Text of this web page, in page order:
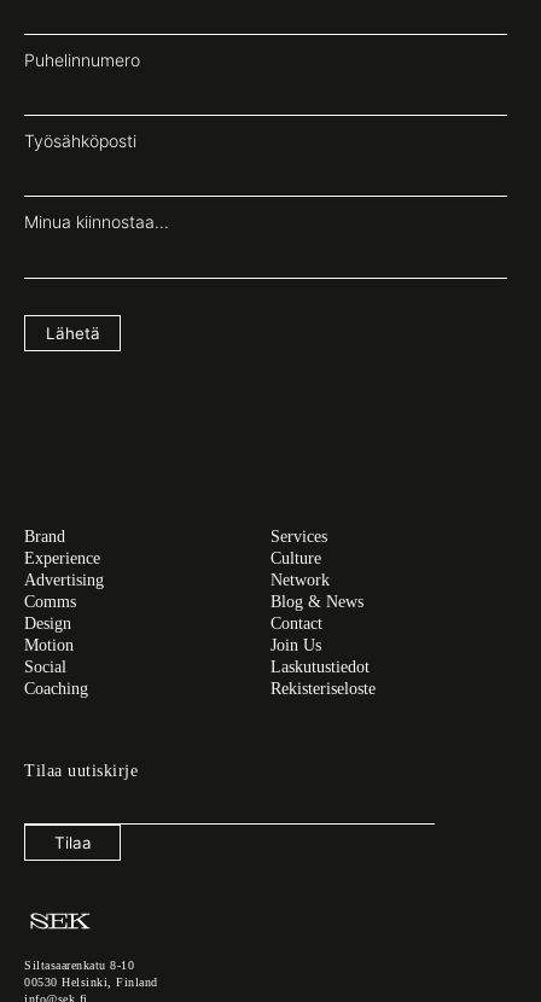
Puhelinnumero
Työsähköposti
Minua kiinnostaa...
Lähetä
Brand
Experience
Advertising
Comms
Design
Motion
Social
Coaching
Services
Culture
Network
Blog & News
Contact
Join Us
Laskutustiedot
Rekisteriseloste
Tilaa uutiskirje
Tilaa
Siltasaarenkatu 8-10
00530 Helsinki, Finland
info@sek.fi